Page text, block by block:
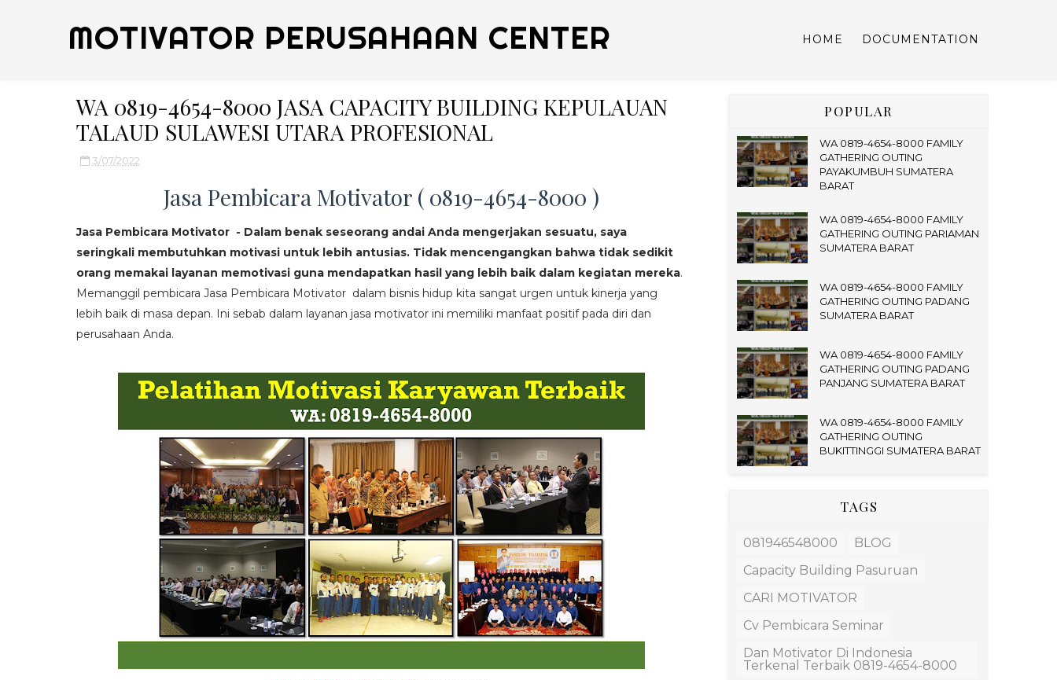
MOTIVATOR PERUSAHAAN CENTER HOME DOCUMENTATION
WA 0819-4654-8000 JASA CAPACITY BUILDING KEPULAUAN
TALAUD SULAWESI UTARA PROFESIONAL
3/07/2022
Jasa Pembicara Motivator ( 0819-4654-8000 )
Jasa Pembicara Motivator - Dalam benak seseorang andai Anda mengerjakan sesuatu, saya
seringkali membutuhkan motivasi untuk lebih antusias. Tidak mencengangkan bahwa tidak sedikit
orang memakai layanan memotivasi guna mendapatkan hasil yang lebih baik dalam kegiatan mereka.
Memanggil pembicara Jasa Pembicara Motivator dalam bisnis hidup kita sangat urgen untuk kinerja yang
lebih baik di masa depan. Ini sebab dalam layanan jasa motivator ini memiliki manfaat positif pada diri dan
perusahaan Anda.
POPULAR
WA 0819-4654-8000 FAMILY
GATHERING OUTING
PAYAKUMBUH SUMATERA
BARAT
WA 0819-4654-8000 FAMILY
GATHERING OUTING PARIAMAN
SUMATERA BARAT
WA 0819-4654-8000 FAMILY
GATHERING OUTING PADANG
SUMATERA BARAT
WA 0819-4654-8000 FAMILY
GATHERING OUTING PADANG
PANJANG SUMATERA BARAT
WA 0819-4654-8000 FAMILY
GATHERING OUTING
BUKITTINGGI SUMATERA BARAT
TAGS
081946548000
BLOG
Capacity Building Pasuruan
CARI MOTIVATOR
Cv Pembicara Seminar
Dan Motivator Di Indonesia
Terkenal Terbaik 0819-4654-8000